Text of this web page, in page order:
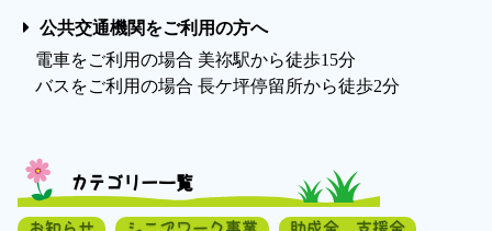
公共交通機関をご利用の方へ
電車をご利用の場合 美祢駅から徒歩15分
バスをご利用の場合 長ケ坪停留所から徒歩2分
カテゴリー一覧